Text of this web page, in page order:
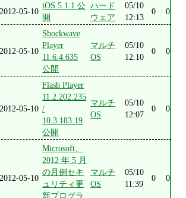
2012-05-10
iOS 5.1.1 公
開
ハード
ウェア
05/10
12:13
0 0
2012-05-10
Shockwave
Player
11.6.4.635
公開
マルチ
OS
05/10
12:10
0 0
2012-05-10
Flash Player
11.2.202.235
/
10.3.183.19
公開
マルチ
OS
05/10
12:07
0 0
2012-05-10
Microsoft、
2012 年 5 月
の月例セキ
ュリティ更
新プログラ
マルチ
OS
05/10
11:39
0 0